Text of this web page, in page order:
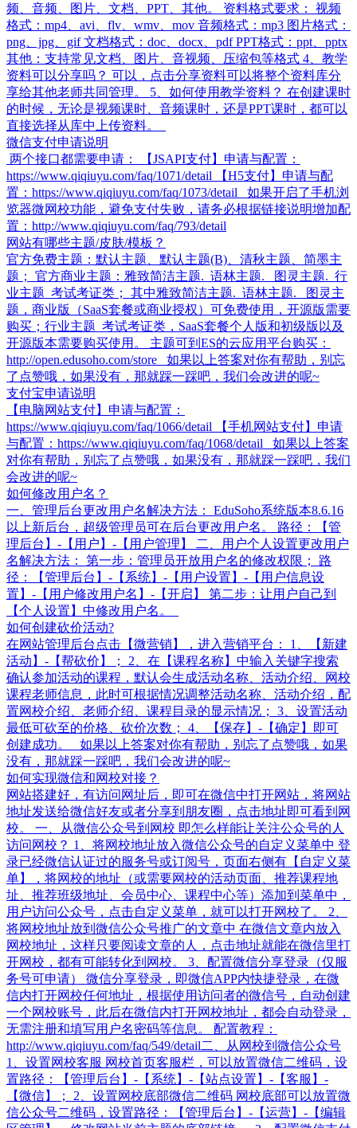
频、音频、图片、文档、PPT、其他。 资料格式要求： 视频
格式：mp4、avi、flv、wmv、mov 音频格式：mp3 图片格式：
png、jpg、gif 文档格式：doc、docx、pdf PPT格式：ppt、pptx
其他：支持常见文档、图片、音视频、压缩包等格式 4、教学
资料可以分享吗？ 可以，点击分享资料可以将整个资料库分
享给其他老师共同管理。 5、如何使用教学资料？ 在创建课时
的时候，无论是视频课时、音频课时，还是PPT课时，都可以
直接选择从库中上传资料。
微信支付申请说明
两个接口都需要申请： 【JSAPI支付】申请与配置：
https://www.qiqiuyu.com/faq/1071/detail 【H5支付】申请与配
置：https://www.qiqiuyu.com/faq/1073/detail 如果开启了手机浏
览器微网校功能，避免支付失败，请务必根据链接说明增加配
置：http://www.qiqiuyu.com/faq/793/detail
网站有哪些主题/皮肤/模板？
官方免费主题：默认主题、默认主题(B)、清秋主题、简墨主
题； 官方商业主题：雅致简洁主题. 语林主题. 图灵主题. 行
业主题_考试考证类； 其中雅致简洁主题. 语林主题. 图灵主
题，商业版（SaaS套餐或商业授权）可免费使用，开源版需要
购买；行业主题_考试考证类，SaaS套餐个人版和初级版以及
开源版本需要购买使用。 主题可到ES的云应用平台购买：
http://open.edusoho.com/store 如果以上答案对你有帮助，别忘
了点赞哦，如果没有，那就踩一踩吧，我们会改进的呢~
支付宝申请说明
【电脑网站支付】申请与配置：
https://www.qiqiuyu.com/faq/1066/detail 【手机网站支付】申请
与配置：https://www.qiqiuyu.com/faq/1068/detail 如果以上答案
对你有帮助，别忘了点赞哦，如果没有，那就踩一踩吧，我们
会改进的呢~
如何修改用户名？
一、管理后台更改用户名解决方法： EduSoho系统版本8.6.16
以上新后台，超级管理员可在后台更改用户名。 路径：【管
理后台】-【用户】-【用户管理】 二、用户个人设置更改用户
名解决方法： 第一步：管理员开放用户名的修改权限； 路
径：【管理后台】-【系统】-【用户设置】-【用户信息设
置】-【用户修改用户名】-【开启】 第二步：让用户自己到
【个人设置】中修改用户名。
如何创建砍价活动?
在网站管理后台点击【微营销】，进入营销平台： 1、【新建
活动】-【帮砍价】； 2、在【课程名称】中输入关键字搜索
确认参加活动的课程，默认会生成活动名称、活动介绍、网校
课程老师信息，此时可根据情况调整活动名称、活动介绍，配
置网校介绍、老师介绍、课程目录的显示情况； 3、设置活动
最低可砍至的价格、砍价次数； 4、【保存】-【确定】即可
创建成功。 如果以上答案对你有帮助，别忘了点赞哦，如果
没有，那就踩一踩吧，我们会改进的呢~
如何实现微信和网校对接？
网站搭建好，有访问网址后，即可在微信中打开网站，将网站
地址发送给微信好友或者分享到朋友圈，点击地址即可看到网
校。 一、从微信公众号到网校 即怎么样能让关注公众号的人
访问网校？ 1、将网校地址放入微信公众号的自定义菜单中 登
录已经微信认证过的服务号或订阅号，页面右侧有【自定义菜
单】，将网校的地址（或需要网校的活动页面、推荐课程地
址、推荐班级地址、会员中心、课程中心等）添加到菜单中，
用户访问公众号，点击自定义菜单，就可以打开网校了。 2、
将网校地址放到微信公众号推广的文章中 在微信文章内放入
网校地址，这样只要阅读文章的人，点击地址就能在微信里打
开网校，都有可能转化到网校。 3、配置微信分享登录（仅服
务号可申请） 微信分享登录，即微信APP内快捷登录，在微
信内打开网校任何地址，根据使用访问者的微信号，自动创建
一个网校账号，此后在微信内打开网校地址，都会自动登录，
无需注册和填写用户名密码等信息。 配置教程：
http://www.qiqiuyu.com/faq/549/detail​ 二、从网校到微信公众号
1、设置网校客服 网校首页客服栏，可以放置微信二维码，设
置路径：【管理后台】-【系统】-【站点设置】-【客服】-
【微信】； 2、设置网校底部微信二维码 网校底部可以放置微
信公众号二维码，设置路径：【管理后台】-【运营】-【编辑